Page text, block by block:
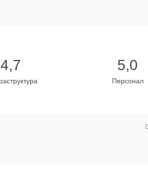
4,7 5,0
Персонал